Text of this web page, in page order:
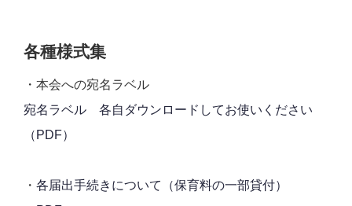
各種様式集
・本会への宛名ラベル
宛名ラベル 各自ダウンロードしてお使いください
（PDF）
・ 各届出手続きについて（保育料の一部貸付）